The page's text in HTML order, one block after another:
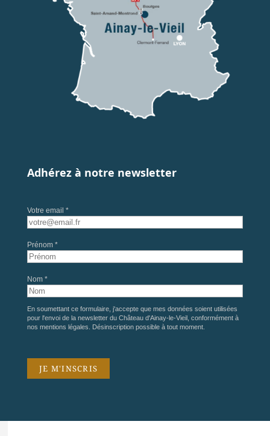
Adhérez à notre newsletter
Votre email *
Prénom *
Nom *
En soumettant ce formulaire, j'accepte que mes données soient utilisées
pour l'envoi de la newsletter du Château d'Ainay-le-Vieil, conformément à
nos mentions légales . Désinscription possible à tout moment.